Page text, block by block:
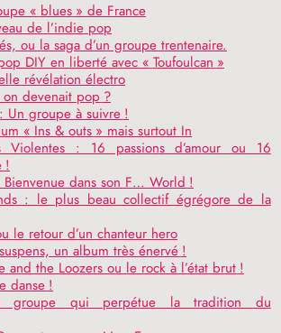
« blues » de France
de l’indie pop
ou la saga d’un groupe trentenaire.
DIY en liberté avec « Toufoulcan »
révélation électro
devenait pop ?
Un groupe à suivre !
« Ins & outs » mais surtout In
Violentes : 16 passions d’amour ou 16
!
dans son F… World !
: le plus beau collectif égrégore de la
le retour d’un chanteur hero
un album très énervé !
and the Loozers ou le rock à l’état brut !
danse !
groupe qui perpétue la tradition du